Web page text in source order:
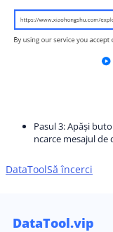
Pasul 3: Apăși
ncarce mesajul de
DataToolSă încerci
DataTool.vip